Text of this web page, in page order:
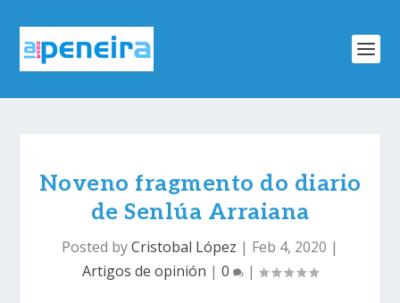
Noveno fragmento do diario
de Senlúa Arraiana
Posted byCristobal López | Feb 4, 2020 |
Artigos de opinión | 0 |